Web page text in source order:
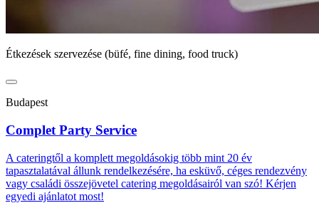
Étkezések szervezése (büfé, fine dining, food truck)
Budapest
Complet Party Service
A cateringtől a komplett megoldásokig több mint 20 év
tapasztalatával állunk rendelkezésére, ha esküvő, céges rendezvény
vagy családi összejövetel catering megoldásairól van szó! Kérjen
egyedi ajánlatot most!